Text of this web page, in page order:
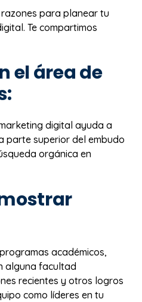
para planear tu
Te compartimos
el área de
:
digital ayuda a
parte superior del embudo
orgánica en
académicos,
alguna facultad
recientes y otros logros
como líderes en tu